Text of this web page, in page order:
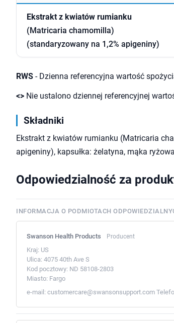
Ekstrakt z kwiatów rumianku
(Matricaria chamomilla)
(standaryzowany na 1,2% apigeniny)
RWS - Dzienna referencyjna wartość
<> Nie ustalono dziennej referencyjnej
Składniki
Ekstrakt z kwiatów rumianku (Matricaria
apigeniny), kapsułka: żelatyna, mąka
Odpowiedzialność za
INFORMACJA O PODMIOTACH
Swanson Health Products Producent
Kraj: US
Ulica: 4075 40th Ave S
Kod pocztowy: ND 58108-2803
Miasto: Fargo
e-mail: customercare@swansonsupport.com